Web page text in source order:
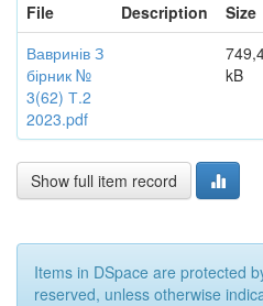
File
Description Size
Вавринів З
бірник №
3(62) Т.2
2023.pdf
kB
Show full item record
Items in DSpace are protected
reserved, unless otherwise